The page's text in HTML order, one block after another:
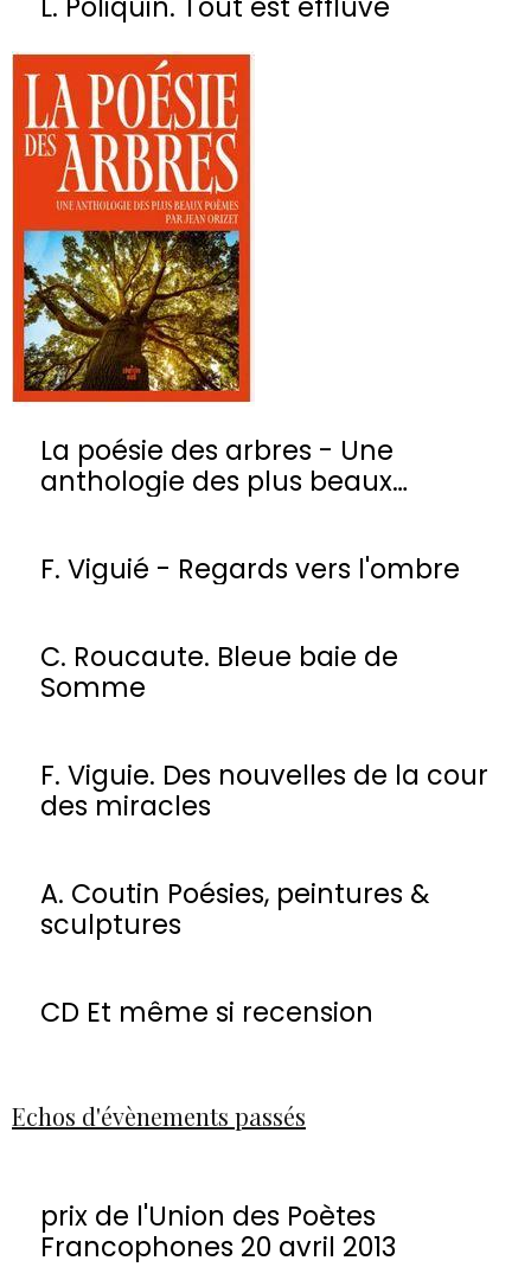
La poésie des arbres - Une
anthologie des plus beaux
F. Viguié - Regards vers l'ombre
C. Roucaute. Bleue baie de
Somme
F. Viguie. Des nouvelles de la cour
des miracles
A. Coutin Poésies, peintures &
sculptures
CD Et même si recension
Echos d'évènements passés
prix de l'Union des Poètes
Francophones 20 avril 2013